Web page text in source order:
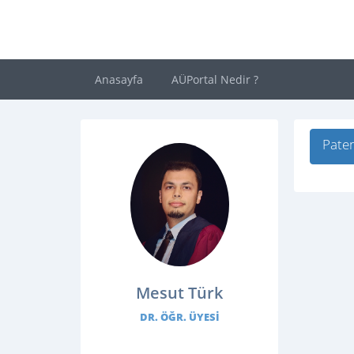
Anasayfa AÜPortal Nedir ?
Mesut Türk
DR. ÖĞR. ÜYESI